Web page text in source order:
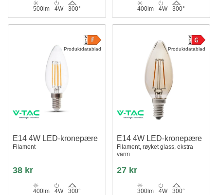
500lm 4W 300° 400lm 4W 300°
Produktdatablad
E14 4W LED-kronepære
Filament
38 kr
400lm 4W 300°
Produktdatablad
E14 4W LED-kronepære
Filament, røyket glass, ekstra
varm
27 kr
300lm 4W 300°